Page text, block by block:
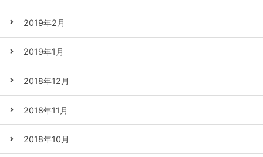
2019年2月
2019年1月
2018年12月
2018年11月
2018年10月